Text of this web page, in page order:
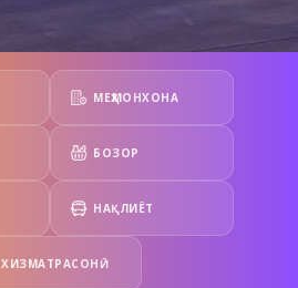
МЕҲМОНХОНА
БОЗОР
НАҚЛИЁТ
ХИЗМАТРАСОНӢ